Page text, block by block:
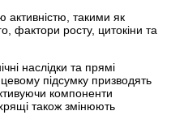
такими як
фактори росту, цитокіни та
наслідки та прямі
підсумку призводять
компоненти
також змінюють